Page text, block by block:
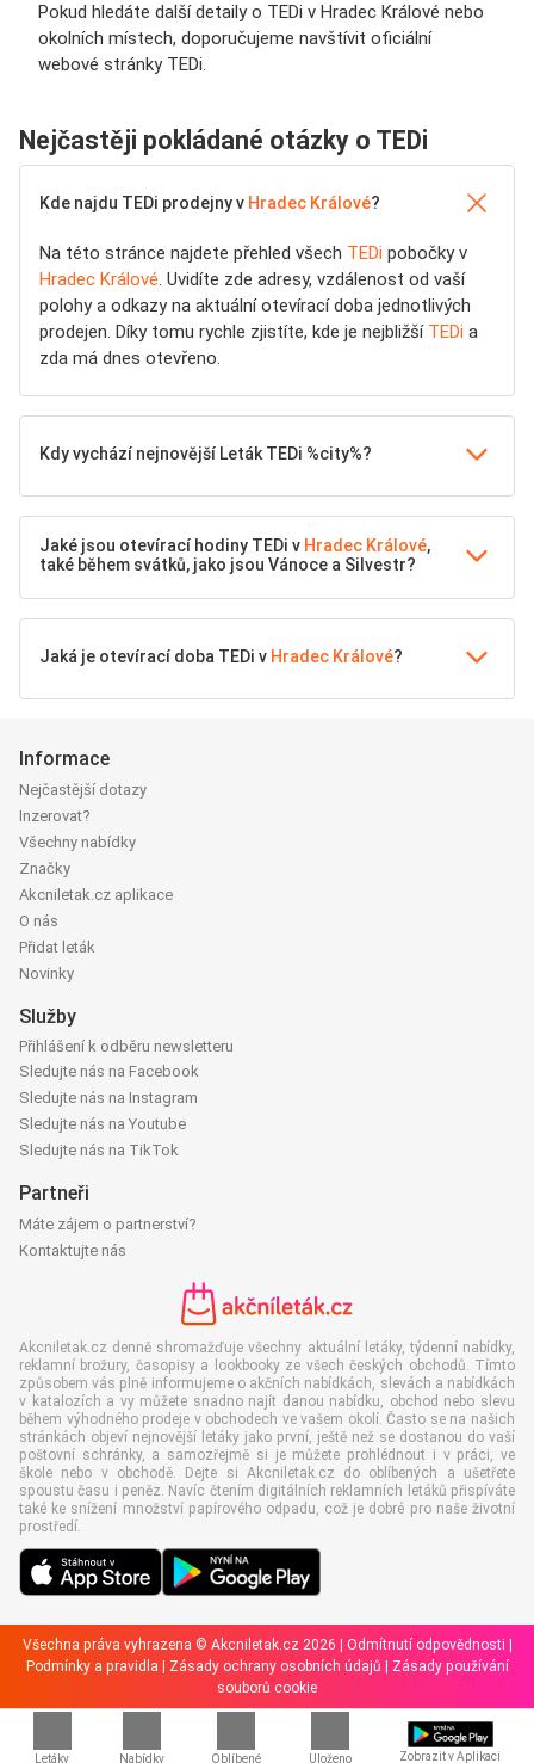
Letáky Nabídky Oblíbené Uloženo Zobrazit v Aplikaci
Pokud hledáte další detaily o TEDi v Hradec Králové nebo
okolních místech, doporučujeme navštívit oficiální
webové stránky TEDi.
Nejčastěji pokládané otázky o TEDi
Kde najdu TEDi prodejny v Hradec Králové?
Na této stránce najdete přehled všech TEDi pobočky v
Hradec Králové. Uvidíte zde adresy, vzdálenost od vaší
polohy a odkazy na aktuální otevírací doba jednotlivých
prodejen. Díky tomu rychle zjistíte, kde je nejbližší TEDi a
zda má dnes otevřeno.
Kdy vychází nejnovější Leták TEDi %city%?
Jaké jsou otevírací hodiny TEDi v Hradec Králové,
také během svátků, jako jsou Vánoce a Silvestr?
Jaká je otevírací doba TEDi v Hradec Králové?
Informace
Nejčastější dotazy
Inzerovat?
Všechny nabídky
Značky
Akcniletak.cz aplikace
O nás
Přidat leták
Novinky
Služby
Přihlášení k odběru newsletteru
Sledujte nás na Facebook
Sledujte nás na Instagram
Sledujte nás na Youtube
Sledujte nás na TikTok
Partneři
Máte zájem o partnerství?
Kontaktujte nás
Akcniletak.cz denně shromažďuje všechny aktuální letáky, týdenní nabídky,
reklamní brožury, časopisy a lookbooky ze všech českých obchodů. Tímto
způsobem vás plně informujeme o akčních nabídkách, slevách a nabídkách
v katalozích a vy můžete snadno najít danou nabídku, obchod nebo slevu
během výhodného prodeje v obchodech ve vašem okolí. Často se na našich
stránkách objeví nejnovější letáky jako první, ještě než se dostanou do vaší
poštovní schránky, a samozřejmě si je můžete prohlédnout i v práci, ve
škole nebo v obchodě. Dejte si Akcniletak.cz do oblíbených a ušetřete
spoustu času i peněz. Navíc čtením digitálních reklamních letáků přispíváte
také ke snížení množství papírového odpadu, což je dobré pro naše životní
prostředí.
Všechna práva vyhrazena © Akcniletak.cz 2026 | Odmítnutí odpovědnosti
Podmínky a pravidla
Zásady ochrany osobních údajů
Zásady používání
souborů cookie